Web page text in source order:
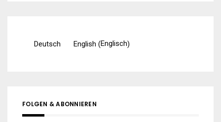
Deutsch English (Englisch)
FOLGEN & ABONNIEREN